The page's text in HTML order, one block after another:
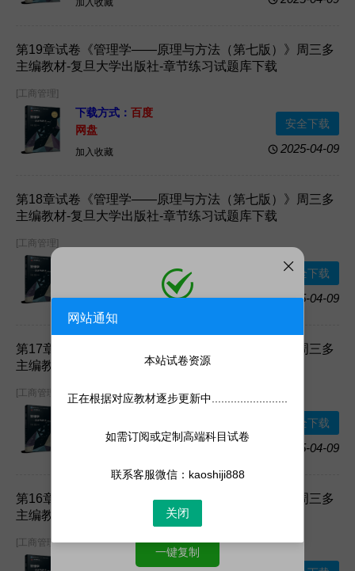
加入收藏
第19章试卷《管理学——原理与方法（第七版）》周三多
主编教材-复旦大学出版社-章节练习试题库下载
[工商管理]
下载方式： 百度
网盘
加入收藏 2025-04-09
安全下载
第18章试卷《管理学——原理与方法（第七版）》周三多
主编教材-复旦大学出版社-章节练习试题库下载
[工商管理]
2025-04-09
安全下载
第17章试卷《管理学——原理与方法（第七版）》周三多
主编教材-复旦大学出版社-章节练习试题库下载
[工商管理]
2025-04-09
安全下载
第16章试卷《管理学——原理与方法（第七版）》周三多
主编教材-复旦大学出版社-章节练习试题库下载
[工商管理]
百度
网站通知
本站试卷资源
正在根据对应教材逐步更新中........................
如需订阅或定制高端科目试卷
联系客服微信：kaoshiji888
关闭
添加客服为微信好友，人工处理更快
一键复制